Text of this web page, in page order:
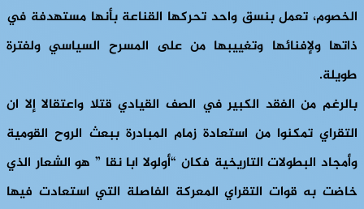
الخصوم، تعمل بنسق واحد تحركها القناعة بأنها مستهدفة في
ذاتها ولإفنائها وتغييبها من على المسرح السياسي ولفترة
طويلة.
بالرغم من الفقد الكبير في الصف القيادي قتلا واعتقالا إلا ان
التقراي تمكنوا من استعادة زمام المبادرة ببعث الروح القومية
وأمجاد البطولات التاريخية فكان “أولولا ابا نقا ” هو الشعار الذي
خاضت به قوات التقراي المعركة الفاصلة التي استعادت فيها